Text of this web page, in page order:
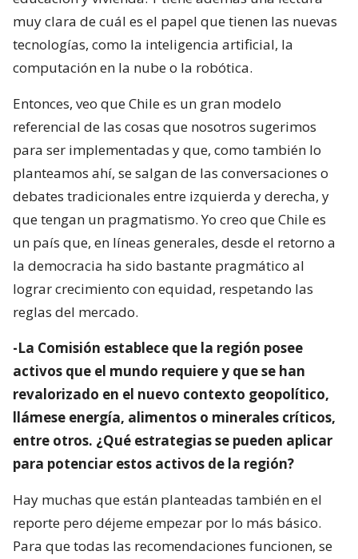
muy clara de cuál es el papel que tienen las nuevas
tecnologías, como la inteligencia artificial, la
computación en la nube o la robótica.
Entonces, veo que Chile es un gran modelo
referencial de las cosas que nosotros sugerimos
para ser implementadas y que, como también lo
planteamos ahí, se salgan de las conversaciones o
debates tradicionales entre izquierda y derecha, y
que tengan un pragmatismo. Yo creo que Chile es
un país que, en líneas generales, desde el retorno a
la democracia ha sido bastante pragmático al
lograr crecimiento con equidad, respetando las
reglas del mercado.
-La Comisión establece que la región posee
activos que el mundo requiere y que se han
revalorizado en el nuevo contexto geopolítico,
llámese energía, alimentos o minerales críticos,
entre otros. ¿Qué estrategias se pueden aplicar
para potenciar estos activos de la región?
Hay muchas que están planteadas también en el
reporte pero déjeme empezar por lo más básico.
Para que todas las recomendaciones funcionen, se